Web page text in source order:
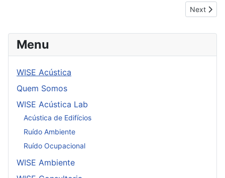
Menu
WISE Acústica
Quem Somos
WISE Acústica Lab
Acústica de Edifícios
Ruído Ambiente
Ruído Ocupacional
WISE Ambiente
Next
Next